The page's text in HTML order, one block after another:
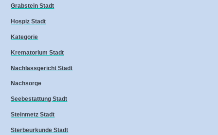
Grabstein Stadt
Hospiz Stadt
Kategorie
Krematorium Stadt
Nachlassgericht Stadt
Nachsorge
Seebestattung Stadt
Steinmetz Stadt
Sterbeurkunde Stadt